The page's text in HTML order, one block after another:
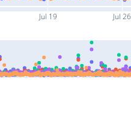
Jul 19 Jul 26